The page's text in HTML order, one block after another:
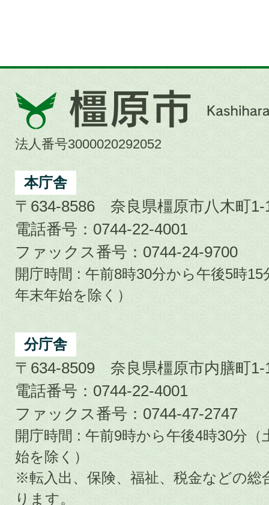
橿
原
市
City
法人番号3000020292052
本庁舎
〒634-8586 奈良県橿原市八木町1-
電話番号：0744-22-4001
ファックス番号：0744-24-9700
開庁時間 : 午前8時30分から午後5時
年末年始を除く）
分庁舎
〒634-8509 奈良県橿原市内膳町1-
電話番号：0744-22-4001
ファックス番号：0744-47-2747
開庁時間 : 午前9時から午後4時30分
始を除く）
※転入出、保険、福祉、税金などの総
ります。